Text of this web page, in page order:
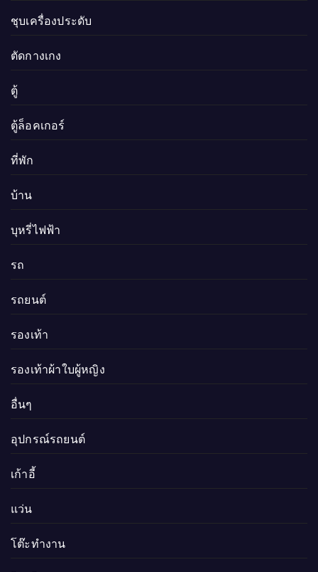
ชุบเครื่องประดับ
ตัดกางเกง
ตู้
ตู้ล็อคเกอร์
ที่พัก
บ้าน
บุหรี่ไฟฟ้า
รถ
รถยนต์
รองเท้า
รองเท้าผ้าใบผู้หญิง
อื่นๆ
อุปกรณ์รถยนต์
เก้าอี้
แว่น
โต๊ะทำงาน